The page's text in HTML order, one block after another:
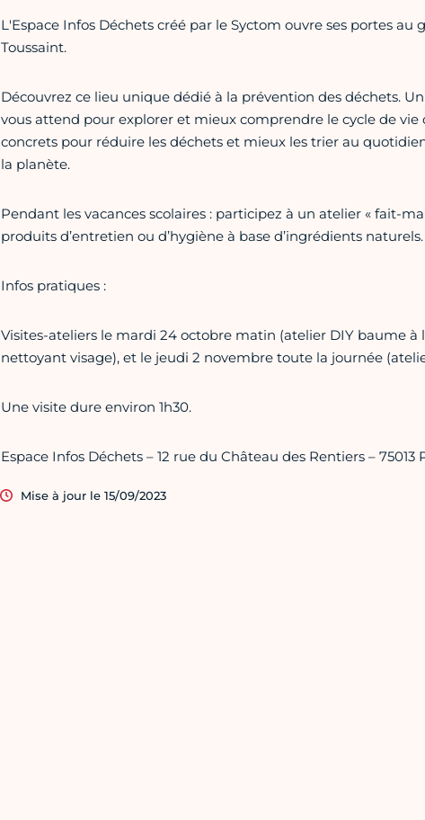
L'Espace Infos Déchets créé par le Syctom ouvre ses portes
Toussaint.
Découvrez ce lieu unique dédié à la prévention des déchets.
vous attend pour explorer et mieux comprendre le cycle de vie
concrets pour réduire les déchets et mieux les trier au
la planète.
Pendant les vacances scolaires : participez à un atelier « fait-
produits d’entretien ou d’hygiène à base d’ingrédients naturels.
Infos pratiques :
Visites-ateliers le mardi 24 octobre matin (atelier DIY baume
nettoyant visage), et le jeudi 2 novembre toute la journée
Une visite dure environ 1h30.
Espace Infos Déchets – 12 rue du Château des Rentiers – 75013
Mise à jour le 15/09/2023